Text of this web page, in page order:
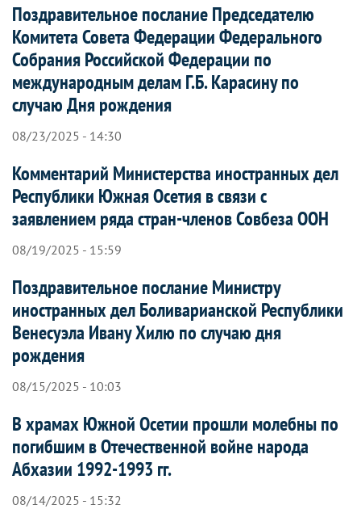
Поздравительное послание Председателю
Комитета Совета Федерации Федерального
Собрания Российской Федерации по
международным делам Г.Б. Карасину по
случаю Дня рождения
08/23/2025 - 14:30
Комментарий Министерства иностранных дел
Республики Южная Осетия в связи с
заявлением ряда стран-членов Совбеза ООН
08/19/2025 - 15:59
Поздравительное послание Министру
иностранных дел Боливарианской Республики
Венесуэла Ивану Хилю по случаю дня
рождения
08/15/2025 - 10:03
В храмах Южной Осетии прошли молебны по
погибшим в Отечественной войне народа
Абхазии 1992-1993 гг.
08/14/2025 - 15:32